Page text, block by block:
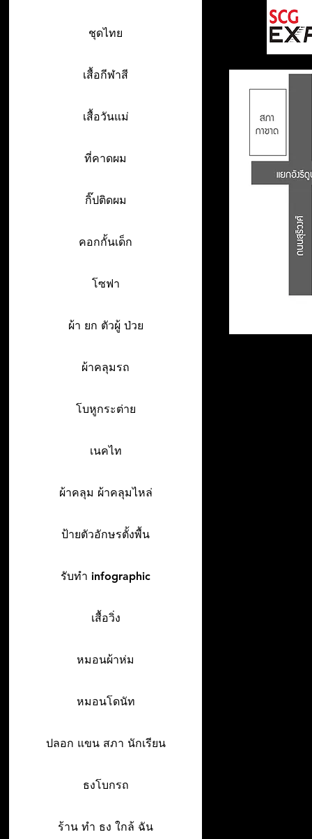
ชุดไทย
เสื้อกีฬาสี
เสื้อวันแม่
ที่คาดผม
กิ๊ปติดผม
คอกกั้นเด็ก
โซฟา
ผ้า ยก ตัวผู้ ป่วย
ผ้าคลุมรถ
โบหูกระต่าย
เนคไท
ผ้าคลุม ผ้าคลุมไหล่
ป้ายตัวอักษรตั้งพื้น
รับทำ infographic
เสื้อวิ่ง
หมอนผ้าห่ม
หมอนโดนัท
ปลอก แขน สภา นักเรียน
ธงโบกรถ
ร้าน ทํา ธง ใกล้ ฉัน